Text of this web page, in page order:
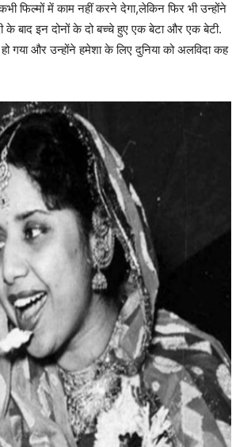
फिल्मों में काम नहीं करने देगा,लेकिन फिर भी उन्होंने
के बाद इन दोनों के दो बच्चे हुए एक बेटा और एक बेटी.
गया और उन्होंने हमेशा के लिए दुनिया को अलविदा कह